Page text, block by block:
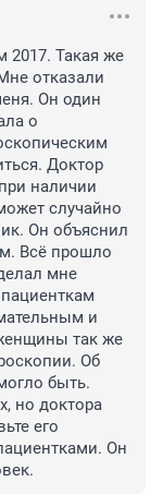
2017. Такая же
отказали
Он один
о
Доктор
наличии
случайно
Он объяснил
Всё прошло
мне
и
так же
Об
быть.
но доктора
его
Он